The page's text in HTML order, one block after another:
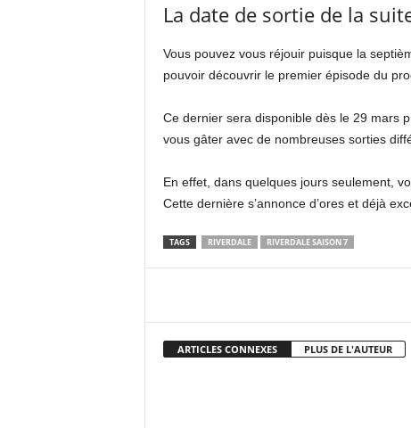
La date de sortie de la
Vous pouvez vous réjouir puisque la
pouvoir découvrir le premier épisode du
Ce dernier sera disponible dès le 29 mars
vous gâter avec de nombreuses sorties
En effet, dans quelques jours seulement,
Cette dernière s’annonce d’ores et déjà
TAGS RIVERDALE RIVERDALE SAISON 7
ARTICLES CONNEXES PLUS DE L'AUTEUR